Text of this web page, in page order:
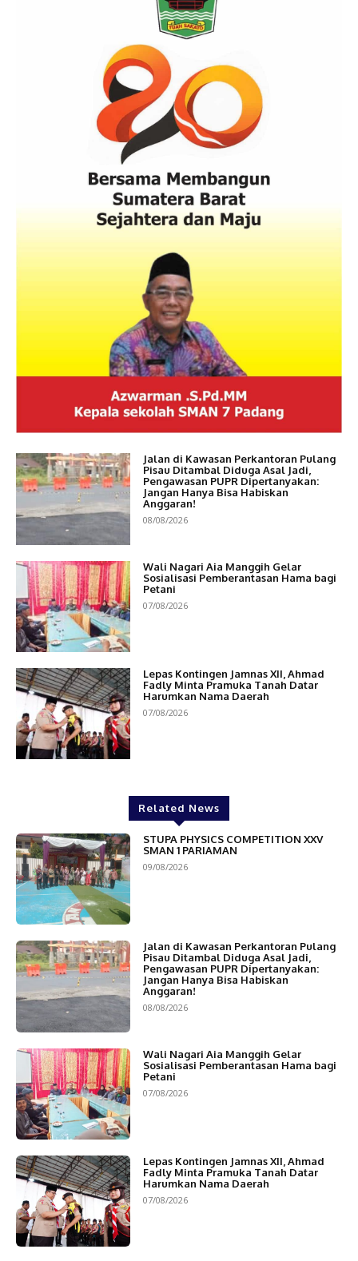
Jalan di Kawasan Perkantoran Pulang
Pisau Ditambal Diduga Asal Jadi,
Pengawasan PUPR Dipertanyakan:
Jangan Hanya Bisa Habiskan
Anggaran!
08/08/2026
Wali Nagari Aia Manggih Gelar
Sosialisasi Pemberantasan Hama bagi
Petani
07/08/2026
Lepas Kontingen Jamnas XII, Ahmad
Fadly Minta Pramuka Tanah Datar
Harumkan Nama Daerah
07/08/2026
Related News
STUPA PHYSICS COMPETITION XXV
SMAN 1 PARIAMAN
09/08/2026
Jalan di Kawasan Perkantoran Pulang
Pisau Ditambal Diduga Asal Jadi,
Pengawasan PUPR Dipertanyakan:
Jangan Hanya Bisa Habiskan
Anggaran!
08/08/2026
Wali Nagari Aia Manggih Gelar
Sosialisasi Pemberantasan Hama bagi
Petani
07/08/2026
Lepas Kontingen Jamnas XII, Ahmad
Fadly Minta Pramuka Tanah Datar
Harumkan Nama Daerah
07/08/2026